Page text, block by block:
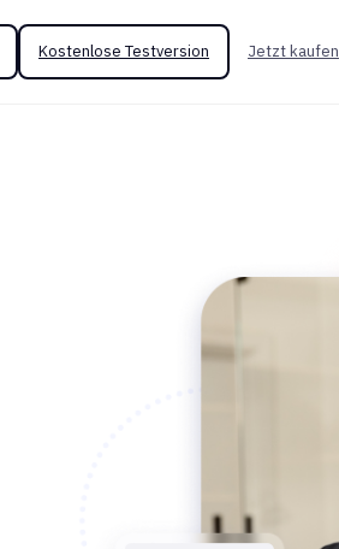
Kostenlose Testversion Jetzt kaufen